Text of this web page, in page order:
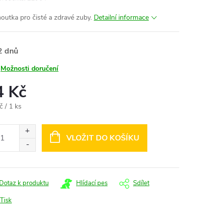
pro čisté a zdravé zuby. Detailní informace
dnů
Možnosti doručení
Kč
/ 1 ks
VLOŽIT DO KOŠÍKU
Tisk
Dotaz k produktu Hlídací pes Sdílet